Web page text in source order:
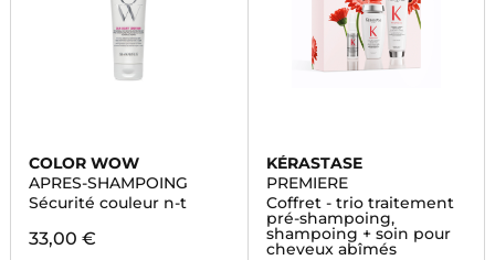
COLOR WOW
APRES-SHAMPOING
Sécurité couleur n-t
33,00 €
KÉRASTASE
PREMIERE
Coffret - trio traitement
pré-shampoing,
shampoing + soin pour
cheveux abîmés